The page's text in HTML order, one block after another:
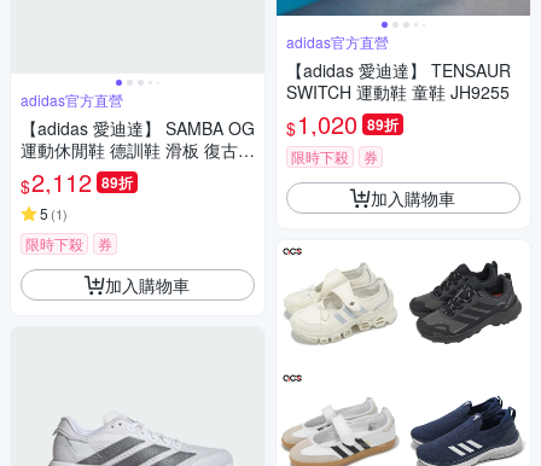
adidas官方直營
【adidas 愛迪達】 SAMBA OG
運動休閒鞋 德訓鞋 滑板 復古
女鞋 - Originals JR8822
$2,112 89折
5 (1)
限時下殺 券
加入購物車
adidas官方直營
【adidas 愛迪達】 TENSAUR
SWITCH 運動鞋 童鞋 JH9255
$1,020 89折
限時下殺 券
加入購物車